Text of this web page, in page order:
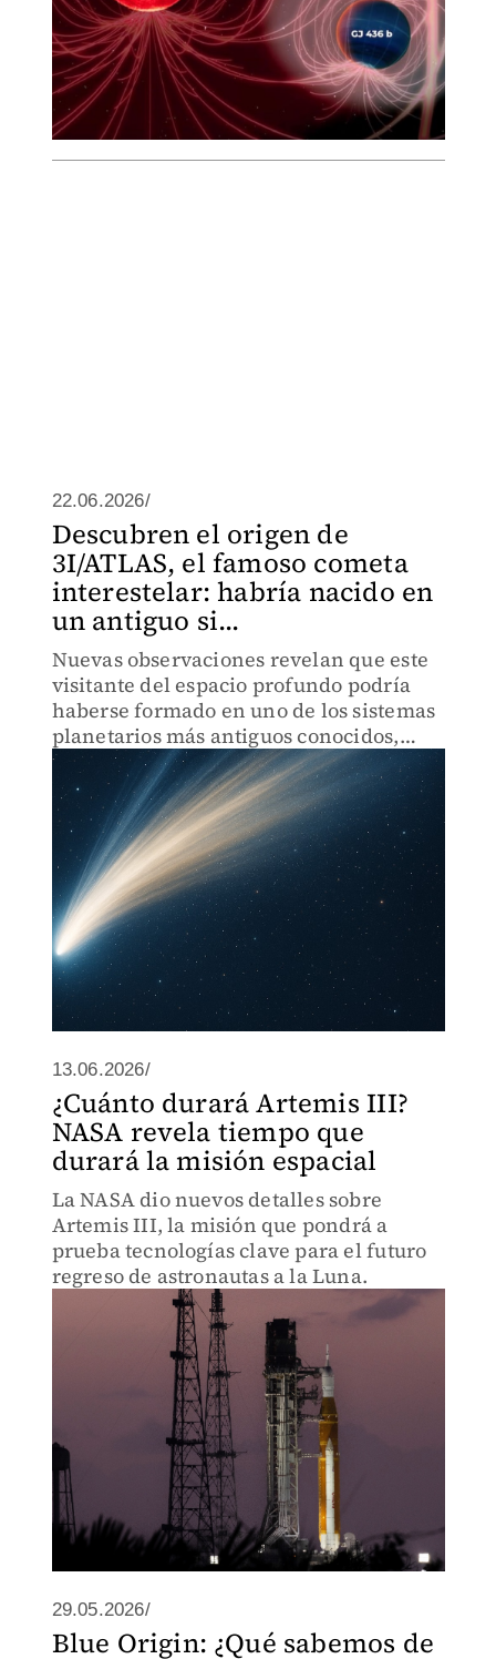
22.06.2026/
Descubren el origen de
3I/ATLAS, el famoso cometa
interestelar: habría nacido en
un antiguo si...
Nuevas observaciones revelan que este
visitante del espacio profundo podría
haberse formado en uno de los sistemas
planetarios más antiguos conocidos,
mucho antes de que existiera el Sol.
13.06.2026/
¿Cuánto durará Artemis III?
NASA revela tiempo que
durará la misión espacial
La NASA dio nuevos detalles sobre
Artemis III, la misión que pondrá a
prueba tecnologías clave para el futuro
regreso de astronautas a la Luna.
29.05.2026/
Blue Origin: ¿Qué sabemos de